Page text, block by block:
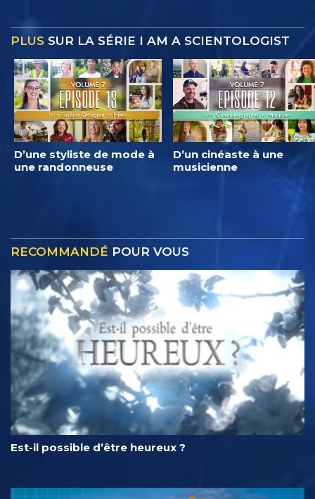
PLUS SUR LA SÉRIE I AM A SCIENTOLOGIST
D’une styliste de mode à
une randonneuse
D’un cinéaste à une
musicienne
RECOMMANDÉ POUR VOUS
Est-il possible d’être heureux ?